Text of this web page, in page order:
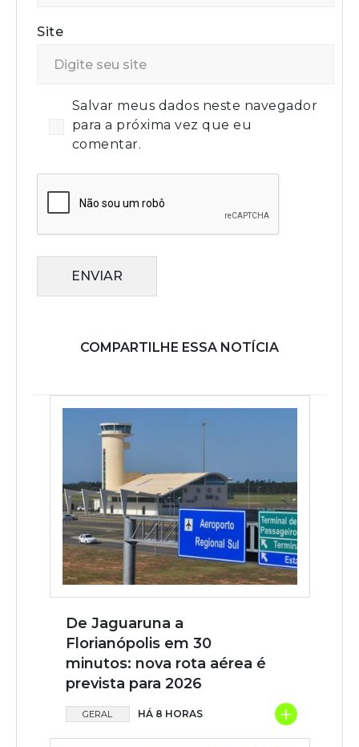
Site
Salvar meus dados neste navegador
para a próxima vez que eu
comentar.
ENVIAR
COMPARTILHE ESSA NOTÍCIA
De Jaguaruna a
Florianópolis em 30
minutos: nova rota aérea é
prevista para 2026
GERAL HÁ 8 HORAS +